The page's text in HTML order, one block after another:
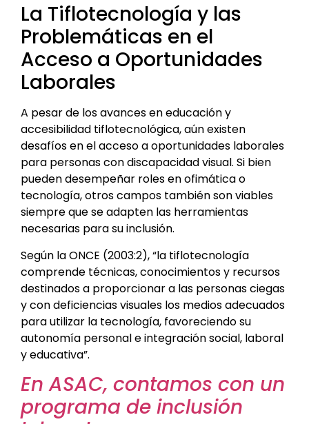
La Tiflotecnología y las
Problemáticas en el
Acceso a Oportunidades
Laborales
A pesar de los avances en educación y
accesibilidad tiflotecnológica, aún existen
desafíos en el acceso a oportunidades laborales
para personas con discapacidad visual. Si bien
pueden desempeñar roles en ofimática o
tecnología, otros campos también son viables
siempre que se adapten las herramientas
necesarias para su inclusión.
Según la ONCE (2003:2), “la tiflotecnología
comprende técnicas, conocimientos y recursos
destinados a proporcionar a las personas ciegas
y con deficiencias visuales los medios adecuados
para utilizar la tecnología, favoreciendo su
autonomía personal e integración social, laboral
y educativa”.
En ASAC, contamos con un
programa de inclusión